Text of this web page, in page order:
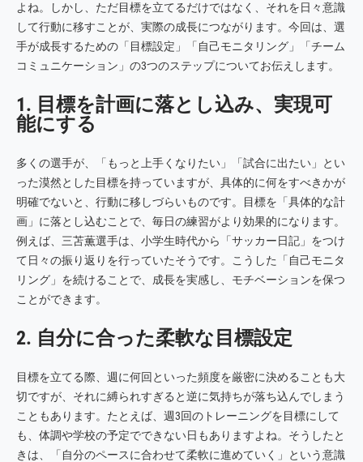
よね。しかし、ただ目標を立てるだけではなく、それを日々意識
して行動に移すことが、実際の成長につながります。今回は、選
手が成長するための「目標設定」「自己モニタリング」「チーム
コミュニケーション」の3つのステップについてお伝えします。
1. 目標を計画に落とし込み、実現可
能にする
多くの選手が、「もっと上手くなりたい」「試合に出たい」とい
った漠然とした目標を持っていますが、具体的に何をすべきかが
明確でないと、行動に移しづらいものです。目標を「具体的な計
画」に落とし込むことで、毎日の練習がより効果的になります。
例えば、三苫薫選手は、小学生時代から「サッカー日記」をつけ
て日々の振り返りを行っていたそうです。こうした「自己モニタ
リング」を続けることで、成長を実感し、モチベーションを保つ
ことができます。
2. 自分に合った柔軟な目標設定
目標を立てる際、週に何回といった頻度を厳密に決めることも大
切ですが、それに縛られすぎると逆に気持ちが落ち込んでしまう
こともあります。たとえば、週3回のトレーニングを目標にして
も、体調や学校の予定でできない日もありますよね。そうしたと
きは、「自分のペースに合わせて柔軟に進めていく」という意識